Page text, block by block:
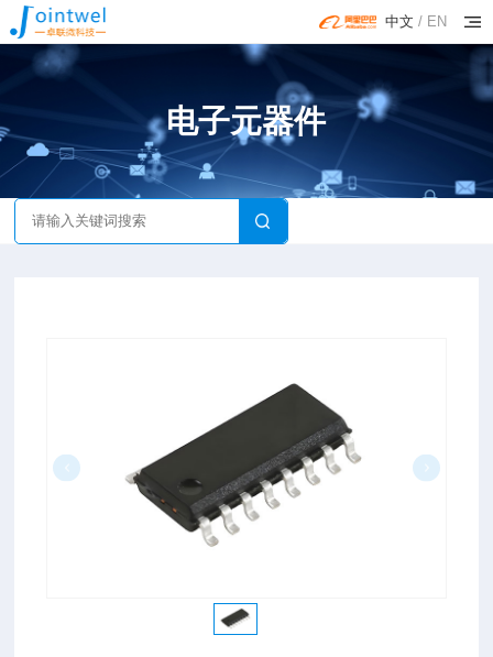
中文 / EN
电子元器件